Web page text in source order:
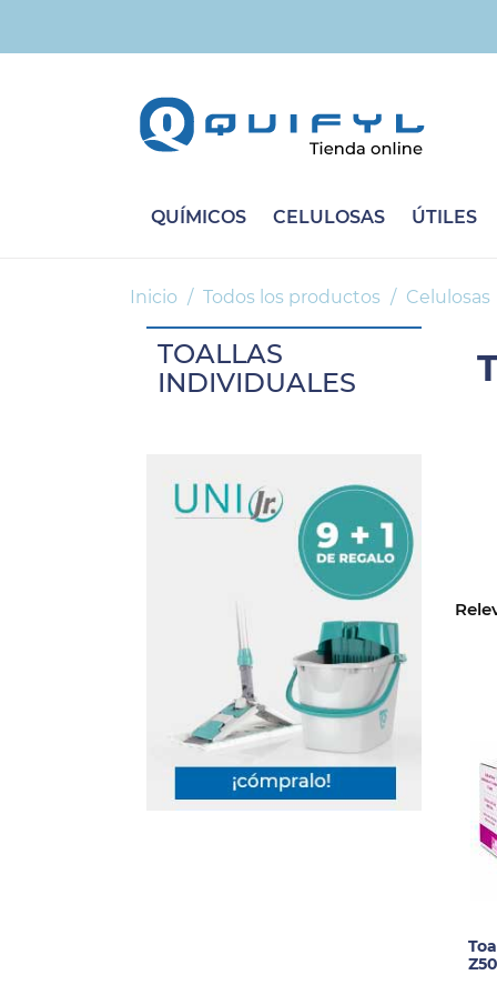
QUÍMICOS CELULOSAS ÚTILES
Inicio Todos los productos Celulosas
TOALLAS
INDIVIDUALES